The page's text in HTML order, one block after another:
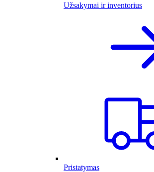
Užsakymai ir inventorius
Pristatymas